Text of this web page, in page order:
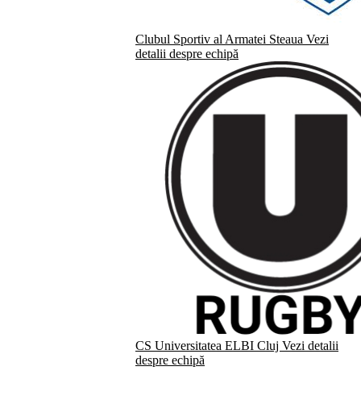
Clubul Sportiv al Armatei Steaua Vezi
detalii despre echipă
CS Universitatea ELBI Cluj Vezi detalii
despre echipă